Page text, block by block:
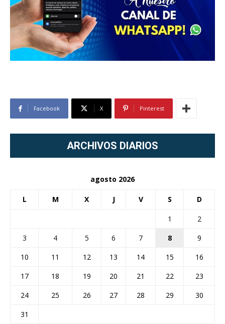
Facebook X Pinterest
ARCHIVOS DIARIOS
agosto 2026
L M X J V S D
1
2
3
4 5 6 7 8
9
10
11 12 13 14 15
16
17
18 19 20 21 22
23
24
25 26 27 28 29
30
31